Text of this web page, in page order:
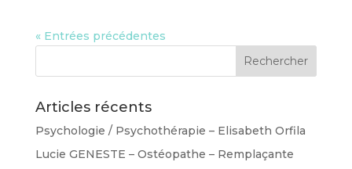
« Entrées précédentes
Articles récents
Psychologie / Psychothérapie – Elisabeth Orfila
Lucie GENESTE – Ostéopathe – Remplaçante